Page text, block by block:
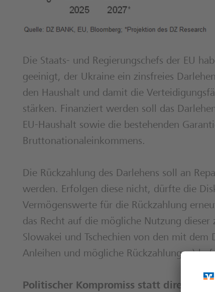
Die Staats- und Regierungschefs der EU
geeinigt, der Ukraine ein zinsfreies
den Haushalt und damit die
stärken. Finanziert werden soll das
EU-Haushalt sowie die bestehenden
Bruttonationaleinkommens.
Die Rückzahlung des Darlehens soll an
werden. Erfolgen diese nicht, dürfte die
Vermögenswerte für die Rückzahlung
das Recht auf die mögliche Nutzung
Slowakei und Tschechien von den mit dem
Anleihen und mögliche Rückzahlungen)
Politischer Kompromiss statt direkter